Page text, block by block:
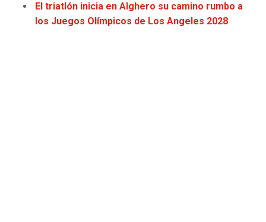
GIANTS
LAKERS
El triatlón inicia en Alghero su camino rumbo a
los Juegos Olímpicos de Los Angeles 2028